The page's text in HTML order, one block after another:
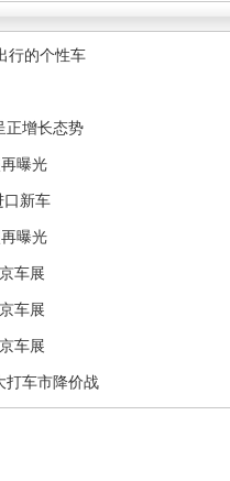
行的个性车
正增长态势
曝光
口新车
曝光
车展
车展
车展
打车市降价战